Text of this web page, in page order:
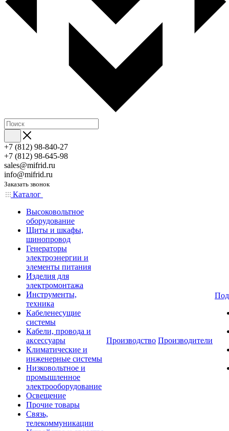
+7 (812) 98-840-27
+7 (812) 98-645-98
sales@mifrid.ru
info@mifrid.ru
Заказать звонок
Каталог
Высоковольтное
оборудование
Щиты и шкафы,
шинопровод
Генераторы
электроэнергии и
элементы питания
Изделия для
электромонтажа
Инструменты,
техника
Кабеленесущие
системы
Кабели, провода и
аксессуары
Климатические и
инженерные системы
Низковольтное и
промышленное
электрооборудование
Освещение
Прочие товары
Связь,
телекоммуникации
Производство Производители